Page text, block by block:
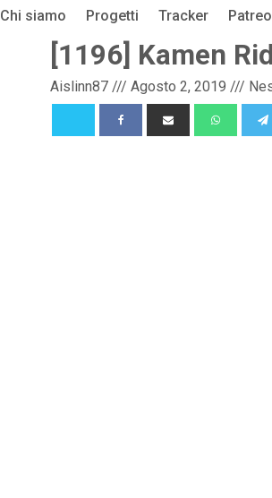
Chi siamo Progetti Tracker
[1196] Kamen
Aislinn87 /// Agosto 2, 2019 ///